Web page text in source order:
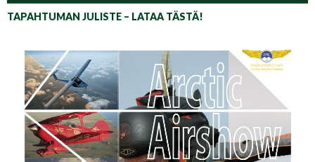
TAPAHTUMAN JULISTE – LATAA TÄSTÄ!